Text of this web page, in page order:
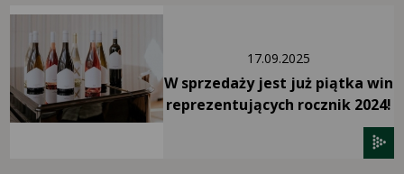
17.09.2025
W sprzedaży jest już piątka win
reprezentujących rocznik 2024!